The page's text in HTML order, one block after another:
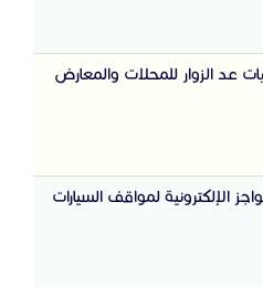
عد الزوار للمحلات والمعارض
الإلكترونية لمواقف السيارات